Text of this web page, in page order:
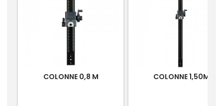
COLONNE 0,8 M COLONNE 1,50M